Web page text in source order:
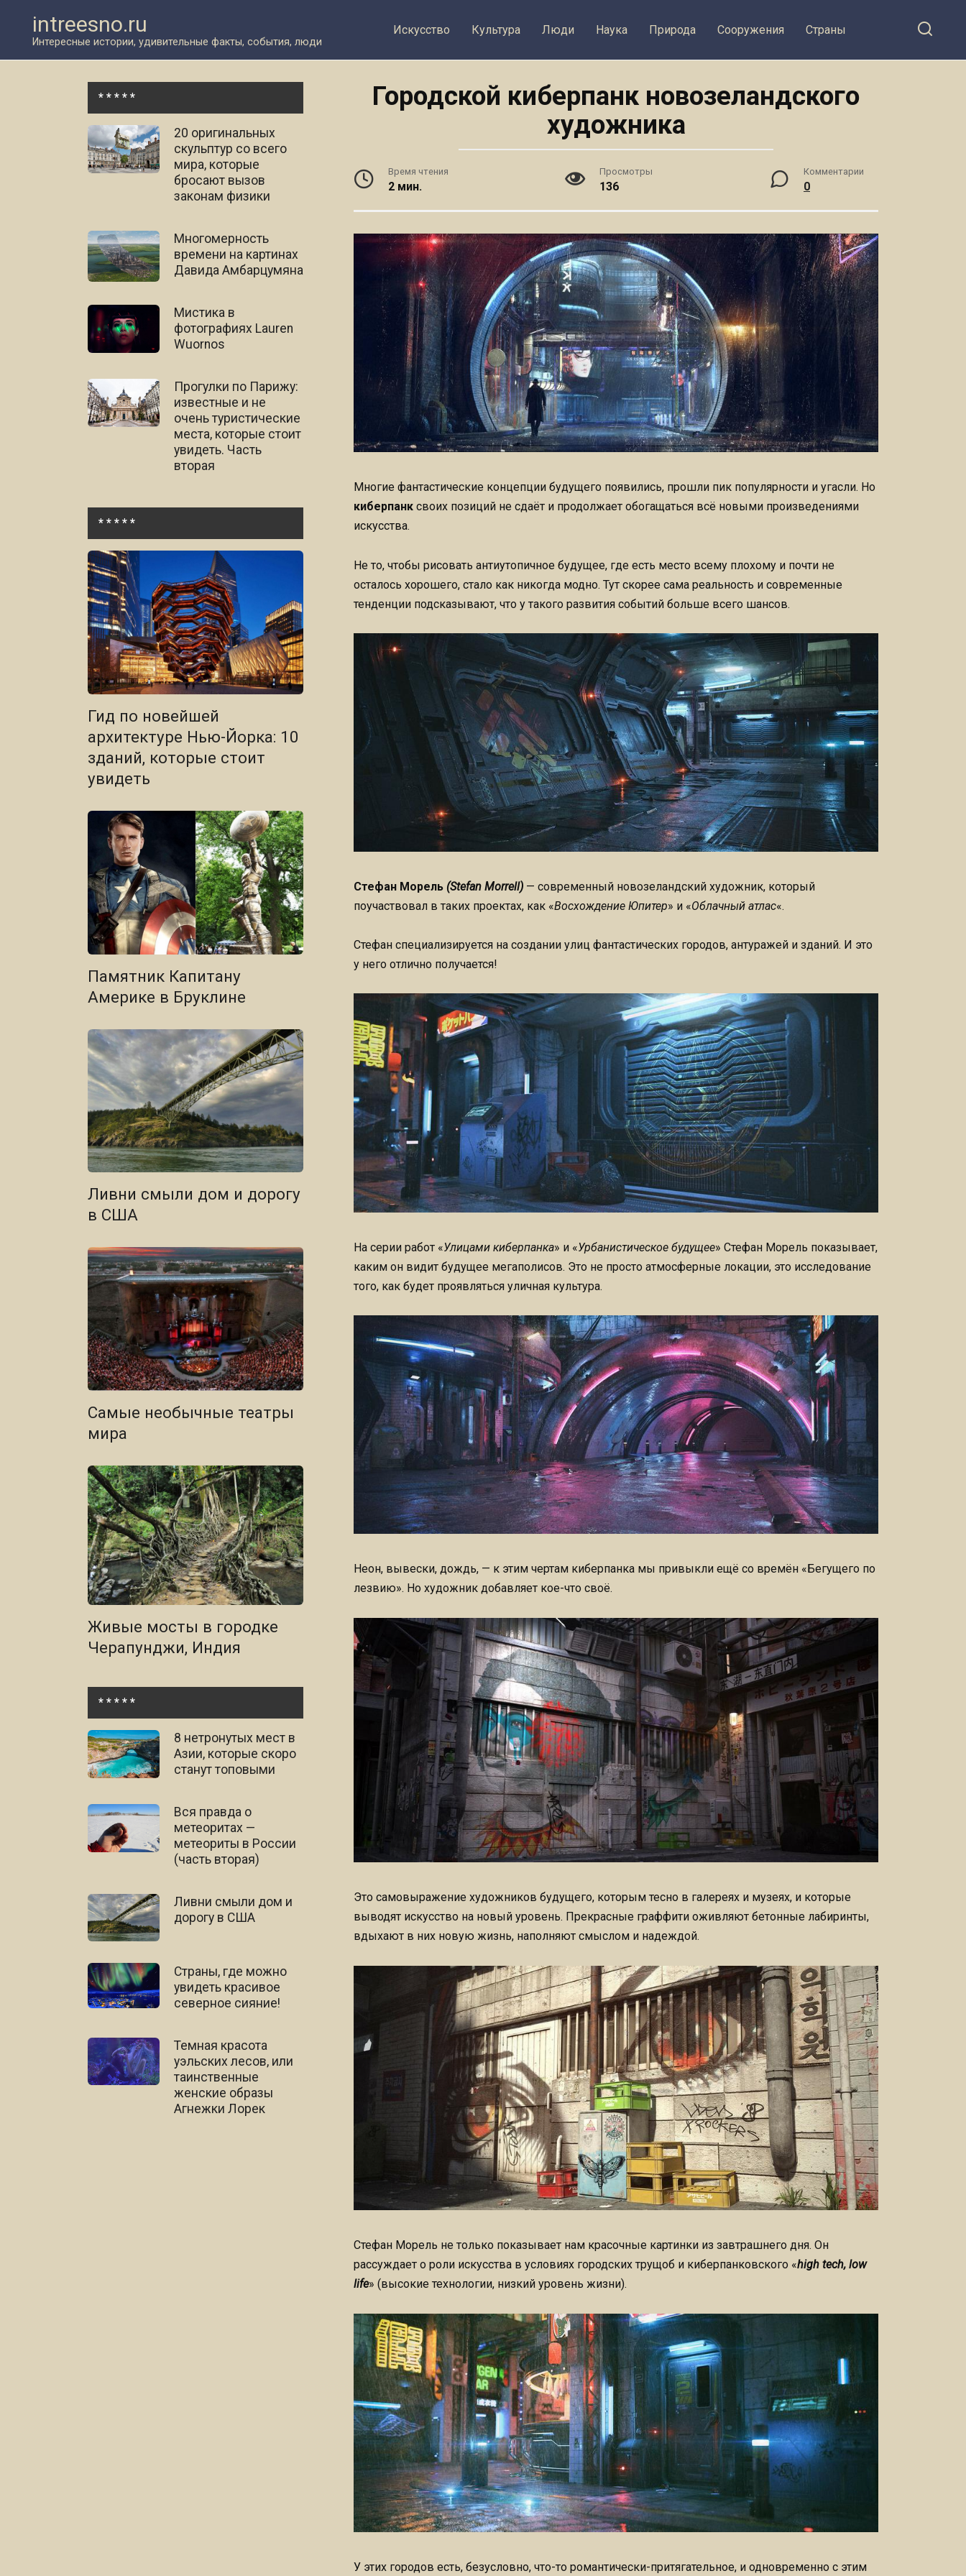
контенту
intreesno.ru
Интересные истории, удивительные факты, события, люди
Искусство Культура Люди Наука Природа Сооружения Страны
Городской киберпанк новозеландского
художника
Время чтения
2 мин.
Просмотры
136
Комментарии
0
Многие фантастические концепции будущего появились, прошли пик популярности и угасли. Но
киберпанк своих позиций не сдаёт и продолжает обогащаться всё новыми произведениями
искусства.
Не то, чтобы рисовать антиутопичное будущее, где есть место всему плохому и почти не
осталось хорошего, стало как никогда модно. Тут скорее сама реальность и современные
тенденции подсказывают, что у такого развития событий больше всего шансов.
Стефан Морель (Stefan Morrell) — современный новозеландский художник, который
поучаствовал в таких проектах, как «Восхождение Юпитер» и «Облачный атлас«.
Стефан специализируется на создании улиц фантастических городов, антуражей и зданий. И это
у него отлично получается!
На серии работ «Улицами киберпанка» и «Урбанистическое будущее» Стефан Морель показывает,
каким он видит будущее мегаполисов. Это не просто атмосферные локации, это исследование
того, как будет проявляться уличная культура.
Неон, вывески, дождь, — к этим чертам киберпанка мы привыкли ещё со времён «Бегущего по
лезвию». Но художник добавляет кое-что своё.
Это самовыражение художников будущего, которым тесно в галереях и музеях, и которые
выводят искусство на новый уровень. Прекрасные граффити оживляют бетонные лабиринты,
вдыхают в них новую жизнь, наполняют смыслом и надеждой.
Стефан Морель не только показывает нам красочные картинки из завтрашнего дня. Он
рассуждает о роли искусства в условиях городских трущоб и киберпанковского «high tech, low
life» (высокие технологии, низкий уровень жизни).
У этих городов есть, безусловно, что-то романтически-притягательное, и одновременно с этим
* * * * *
20 оригинальных
скульптур со всего
мира, которые
бросают вызов
законам физики
Многомерность
времени на картинах
Давида Амбарцумяна
Мистика в
фотографиях Lauren
Wuornos
Прогулки по Парижу:
известные и не
очень туристические
места, которые стоит
увидеть. Часть
вторая
* * * * *
Гид по новейшей
архитектуре Нью-Йорка: 10
зданий, которые стоит
увидеть
Памятник Капитану
Америке в Бруклине
Ливни смыли дом и дорогу
в США
Самые необычные театры
мира
Живые мосты в городке
Черапунджи, Индия
* * * * *
8 нетронутых мест в
Азии, которые скоро
станут топовыми
Вся правда о
метеоритах —
метеориты в России
(часть вторая)
Ливни смыли дом и
дорогу в США
Страны, где можно
увидеть красивое
северное сияние!
Темная красота
уэльских лесов, или
таинственные
женские образы
Агнежки Лорек